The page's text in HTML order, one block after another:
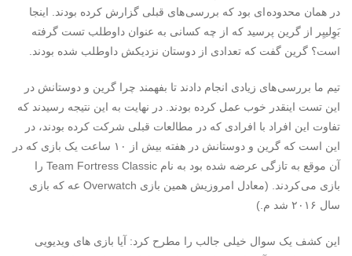
در همان محدوده ای بود که بررسی های قبلی گزارش کرده بودند. اینجا
بَوِلییِر از گرین پرسید که از چه کسانی به عنوان داوطلب تست گرفته
است؟ گرین گفت که تعدادی از دوستان نزدیکش داوطلب شده بودند.
تیم ما بررسی های زیادی انجام دادند تا بفهمند چرا گرین و دوستانش در
این تست اینقدر خوب عمل کرده بودند. در نهایت به این نتیجه رسیدند که
تفاوت این افراد با افرادی که در مطالعات قبلی شرکت کرده بودند، در
این است که گرین و دوستانش در هفته بیش از ۱۰ ساعت یک بازی که در
آن موقع به تازگی عرضه شده بود به نام Team Fortress Classic را
بازی می کردند. (معادل امروزیش همین بازی Overwatch عه که بازی
سال ۲۰۱۶ شد م.)
این کشف یک سوال خیلی جالب را مطرح کرد: آیا بازی های ویدیویی